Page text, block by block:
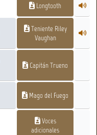
Longtooth
Teniente Riley
Vaughan
Capitán Trueno
Mago del Fuego
Voces
adicionales